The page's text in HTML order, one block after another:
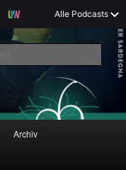
Alle Podcasts
u
e
Archiv